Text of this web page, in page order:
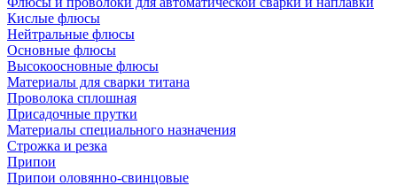
Кислые флюсы
Нейтральные флюсы
Основные флюсы
Высокоосновные флюсы
Материалы для сварки титана
Проволока сплошная
Присадочные прутки
Материалы специального назначения
Строжка и резка
Припои
Припои оловянно-свинцовые